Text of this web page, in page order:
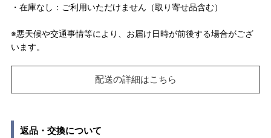
・在庫なし：ご利用いただけません（取り寄せ品含む）
※悪天候や交通事情等により、お届け日時が前後する場合がござ
います。
配送の詳細はこちら
返品・交換について